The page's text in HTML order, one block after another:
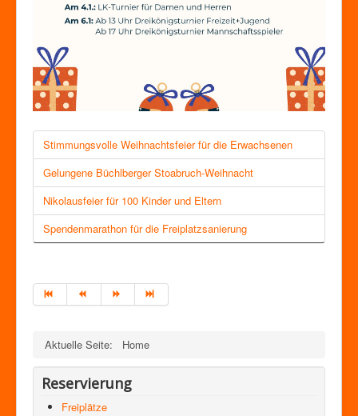
Stimmungsvolle Weihnachtsfeier für die Erwachsenen
Gelungene Büchlberger Stoabruch-Weihnacht
Nikolausfeier für 100 Kinder und Eltern
Spendenmarathon für die Freiplatzsanierung
Aktuelle Seite: Home
Reservierung
Freiplätze